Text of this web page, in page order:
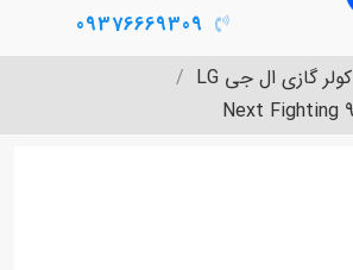
09376669309
کولر گازی ال جی LG